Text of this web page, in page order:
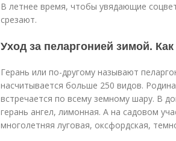
В летнее время, чтобы увядающие
срезают.
Уход за пеларгонией зимой.
Герань или по-другому называют
насчитывается больше 250 видов.
встречается по всему земному шару. В
герань ангел, лимонная. А на садовом
многолетняя луговая, оксфордская,